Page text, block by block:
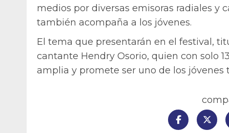
medios por diversas emisoras radiales y
también acompaña a los jóvenes.
El tema que presentarán en el festival,
cantante Hendry Osorio, quien con solo
amplia y promete ser uno de los jóvenes